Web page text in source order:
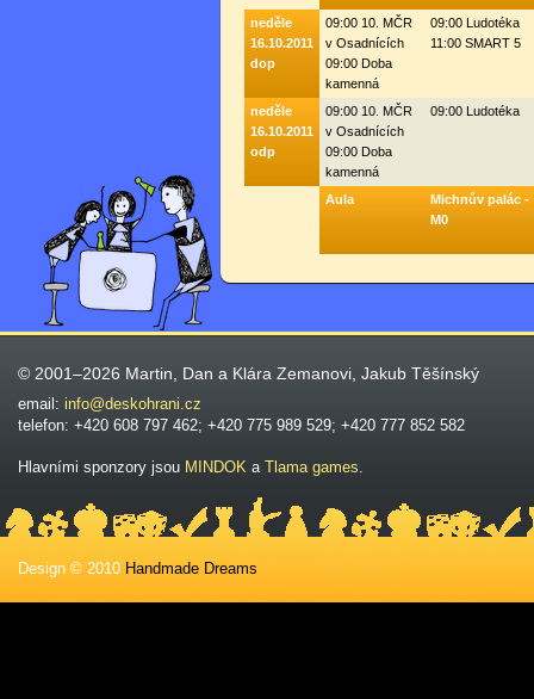
neděle
16.10.2011
dop
09:00 10. MČR
v Osadnících
09:00 Doba
kamenná
09:00 Ludotéka
11:00 SMART 5
neděle
16.10.2011
odp
09:00 10. MČR
v Osadnících
09:00 Doba
kamenná
09:00 Ludotéka
Aula
Michnův palác -
M0
© 2001–2026 Martin, Dan a Klára Zemanovi, Jakub Těšínský
email: info@deskohrani.cz
telefon: +420 608 797 462; +420 775 989 529; +420 777 852 582
Hlavními sponzory jsou MINDOK a Tlama games.
Design © 2010 Handmade Dreams